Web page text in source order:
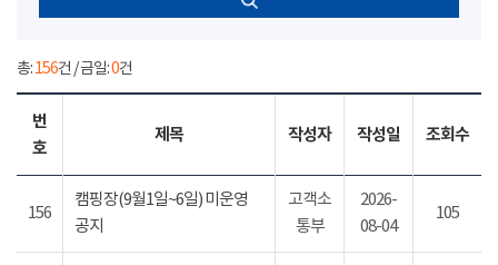
총:156건 / 금일:0건
번
호
제목 작성자 작성일 조회수
156
캠핑장(9월1일~6일) 미운영
공지
고객소
통부
2026-
08-04
105